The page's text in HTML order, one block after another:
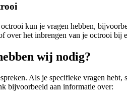
kun je vragen hebben,
over het inbrengen van je octrooi bij
wij nodig?
Als je specifieke vragen hebt,
bijvoorbeeld aan informatie over: